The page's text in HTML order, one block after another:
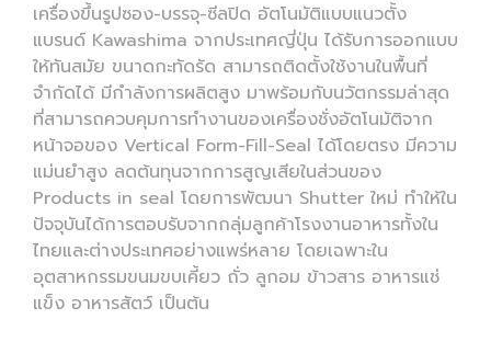
เครื่องขึ้นรูปซอง-บรรจุ-ซีลปิด อัตโนมัติแบบแนวตั้ง
แบรนด์ Kawashima จากประเทศญี่ปุ่น ได้รับการออกแบบ
ให้ทันสมัย ขนาดกะทัดรัด สามารถติดตั้งใช้งานในพื้นที่
จำกัดได้ มีกำลังการผลิตสูง มาพร้อมกับนวัตกรรมล่าสุด
ที่สามารถควบคุมการทำงานของเครื่องชั่งอัตโนมัติจาก
หน้าจอของ Vertical Form-Fill-Seal ได้โดยตรง มีความ
แม่นยำสูง ลดต้นทุนจากการสูญเสียในส่วนของ
Products in seal โดยการพัฒนา Shutter ใหม่ ทำให้ใน
ปัจจุบันได้การตอบรับจากกลุ่มลูกค้าโรงงานอาหารทั้งใน
ไทยและต่างประเทศอย่างแพร่หลาย โดยเฉพาะใน
อุตสาหกรรมขนมขบเคี้ยว ถั่ว ลูกอม ข้าวสาร อาหารแช่
แข็ง อาหารสัตว์ เป็นต้น